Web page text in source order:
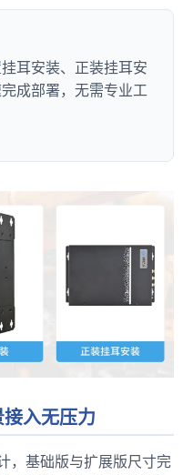
耳安装、正装挂耳安
成部署，无需专业工
入无压力
，基础版与扩展版尺寸完